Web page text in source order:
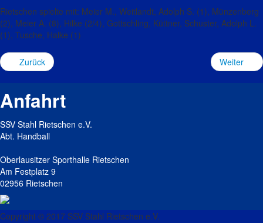
Rietschen spielte mit: Meier M., Weitlandt, Adolph S. (1), Münzenberg
(2), Meier A. (8), Hilke (2/4), Gottschling, Küttner, Schuster, Adolph L.
(1), Tusche, Halke (1)
Zurück Weiter
Anfahrt
SSV Stahl Rietschen e.V.
Abt. Handball
Oberlausitzer Sporthalle Rietschen
Am Festplatz 9
02956 Rietschen
Copyright © 2017 SSV Stahl Rietschen e.V.